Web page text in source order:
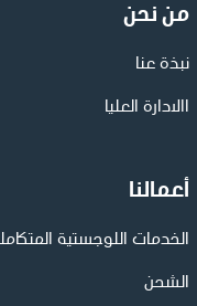
من نحن
نبذة عنا
االادارة العليا
أعمالنا
الخدمات اللوجستية
الشحن